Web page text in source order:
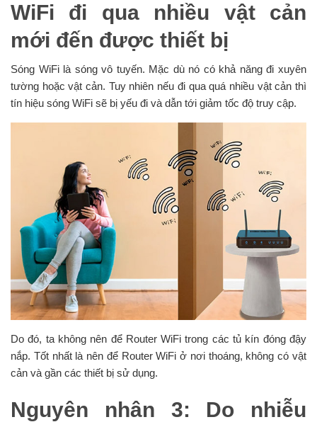
WiFi đi qua nhiều vật cản
mới đến được thiết bị
Sóng WiFi là sóng vô tuyến. Mặc dù nó có khả năng đi xuyên
tường hoặc vật cản. Tuy nhiên nếu đi qua quá nhiều vật cản thì
tín hiệu sóng WiFi sẽ bị yếu đi và dẫn tới giảm tốc độ truy cập.
Do đó, ta không nên để Router WiFi trong các tủ kín đóng đậy
nắp. Tốt nhất là nên để Router WiFi ở nơi thoáng, không có vật
cản và gần các thiết bị sử dụng.
Nguyên nhân 3: Do nhiễu